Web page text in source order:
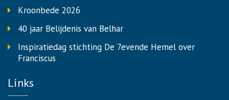
Kroonbede 2026
40 jaar Belijdenis van Belhar
Inspiratiedag stichting De 7evende Hemel over
Franciscus
Links